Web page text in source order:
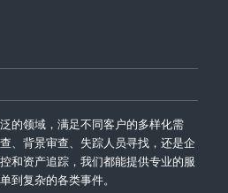
的领域，满足不同客户的多样化需
、背景审查、失踪人员寻找，还是企
和资产追踪，我们都能提供专业的服
到复杂的各类事件。